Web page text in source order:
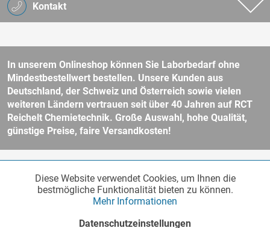
Kontakt
In unserem Onlineshop können Sie Laborbedarf ohne
Mindestbestellwert bestellen. Unsere Kunden aus
Deutschland, der Schweiz und Österreich sowie vielen
weiteren Ländern vertrauen seit über 40 Jahren auf RCT
Reichelt Chemietechnik. Große Auswahl, hohe Qualität,
günstige Preise, faire Versandkosten!
und ggf. Nachnahmegebühren, wenn nicht anders beschrieben.
Unser Webshop richtet sich an Unternehmer, öffentliche Institute und
andere gewerbliche Kunden im Sinne des § 14 BGB. Kein Verkauf an
für weitere Informationen.
Funktionale Aktiv
Diese Website verwendet Cookies, um Ihnen die
bestmögliche Funktionalität bieten zu können.
Mehr Informationen
Datenschutzeinstellungen